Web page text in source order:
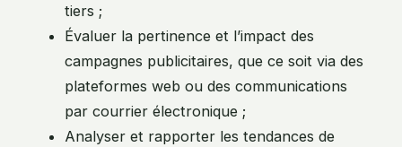
tiers ;
Évaluer la pertinence et l’impact des
campagnes publicitaires, que ce soit via des
plateformes web ou des communications
par courrier électronique ;
Analyser et rapporter les tendances de